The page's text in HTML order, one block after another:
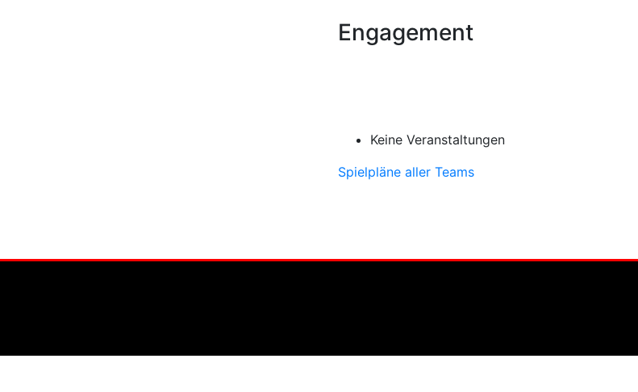
Engagement
Keine Veranstaltungen
Spielpläne aller Teams